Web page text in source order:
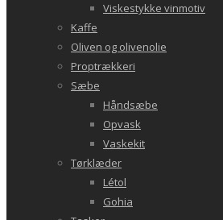
Viskestykke vinmotiv
Kaffe
Oliven og olivenolie
Proptrækkeri
Sæbe
Håndsæbe
Opvask
Vaskekit
Tørklæder
Létol
Gohia